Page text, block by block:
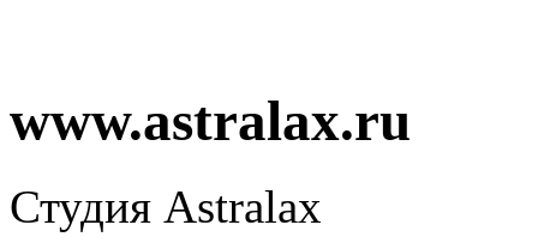
www.astralax.ru
Студия Astralax